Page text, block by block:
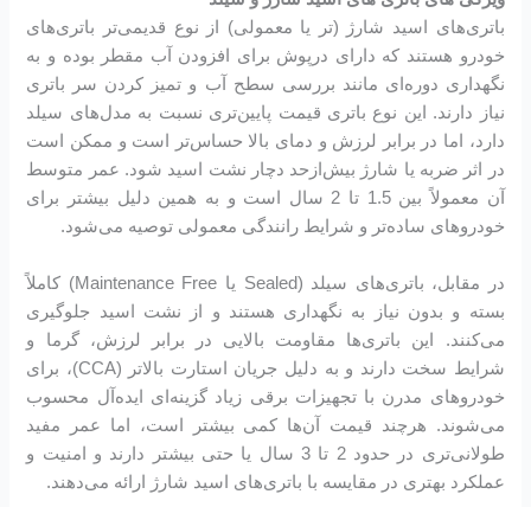
باتری‌های اسید شارژ (تر یا معمولی) از نوع قدیمی‌تر باتری‌های
خودرو هستند که دارای درپوش برای افزودن آب مقطر بوده و به
نگهداری دوره‌ای مانند بررسی سطح آب و تمیز کردن سر باتری
نیاز دارند. این نوع باتری قیمت پایین‌تری نسبت به مدل‌های سیلد
دارد، اما در برابر لرزش و دمای بالا حساس‌تر است و ممکن است
در اثر ضربه یا شارژ بیش‌ازحد دچار نشت اسید شود. عمر متوسط
آن معمولاً بین 1.5 تا 2 سال است و به همین دلیل بیشتر برای
خودروهای ساده‌تر و شرایط رانندگی معمولی توصیه می‌شود.
در مقابل، باتری‌های سیلد (Sealed یا Maintenance Free) کاملاً
بسته و بدون نیاز به نگهداری هستند و از نشت اسید جلوگیری
می‌کنند. این باتری‌ها مقاومت بالایی در برابر لرزش، گرما و
شرایط سخت دارند و به دلیل جریان استارت بالاتر (CCA)، برای
خودروهای مدرن با تجهیزات برقی زیاد گزینه‌ای ایده‌آل محسوب
می‌شوند. هرچند قیمت آن‌ها کمی بیشتر است، اما عمر مفید
طولانی‌تری در حدود 2 تا 3 سال یا حتی بیشتر دارند و امنیت و
عملکرد بهتری در مقایسه با باتری‌های اسید شارژ ارائه می‌دهند.